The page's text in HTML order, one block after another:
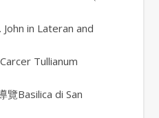
in Lateran and
Tullianum
覽Basilica di San